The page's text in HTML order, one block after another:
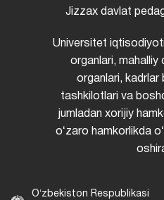
Jizzax davlat
Universitet
organlari, mahalliy
organlari, kadrlar
tashkilotlari va
jumladan xorijiy
oʻzaro hamkorlikda
Oʻzbekiston Respublikasi